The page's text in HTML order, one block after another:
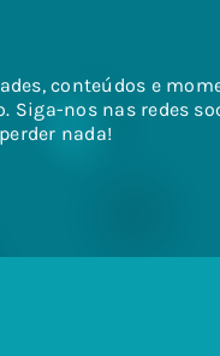
conteúdos e
Siga-nos nas redes
nada!